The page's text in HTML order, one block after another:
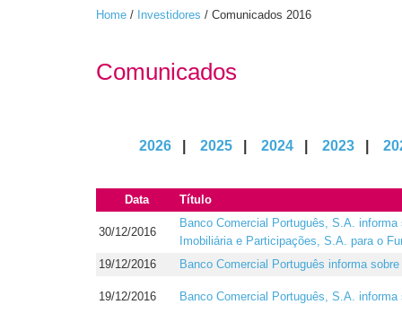
Home / Investidores / Comunicados 2016
Comunicados
2026 2025 2024 2023
Data Título
30/12/2016
Banco Comercial Português, S.A.
Imobiliária e Participações, S.A. para o
19/12/2016
Banco Comercial Português informa
19/12/2016 Banco Comercial Português, S.A.